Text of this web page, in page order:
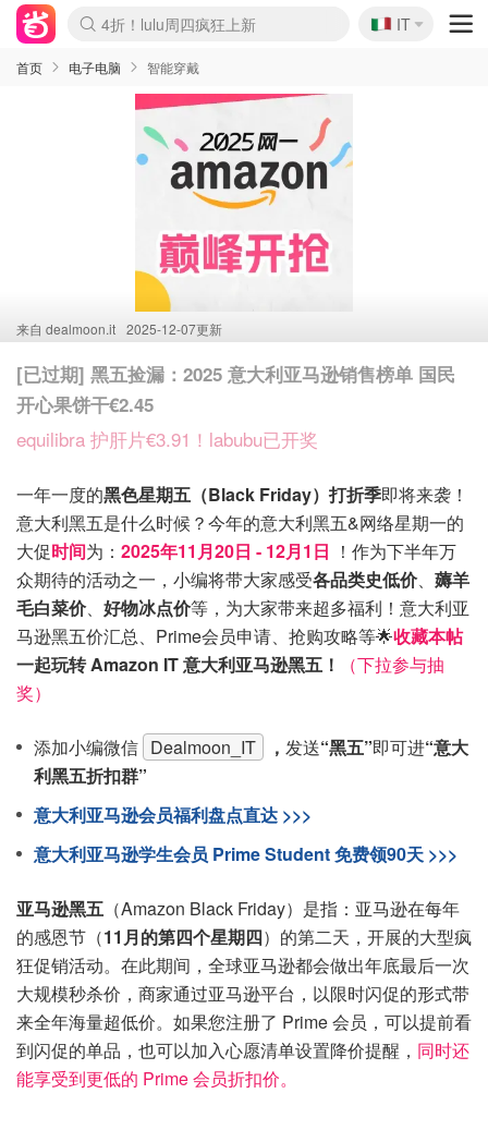
Boticinal 夏促开抢！
4折！lulu周四疯狂上新
速领！Stanley独家85折
Zalando 奥莱闪促！每日更新
🇮🇹
IT
首页 电子电脑 智能穿戴
来自 dealmoon.it 2025-12-07更新
[已过期] 黑五捡漏：2025 意大利亚马逊销售榜单 国民
开心果饼干€2.45
equilibra 护肝片€3.91！labubu已开奖
一年一度的黑色星期五（Black Friday）打折季即将来袭！
意大利黑五是什么时候？今年的意大利黑五&网络星期一的
大促时间为： 2025年11月20日 - 12月1日 ！作为下半年万
众期待的活动之一，小编将带大家感受各品类史低价、 薅羊
毛白菜价、 好物冰点价等，为大家带来超多福利！意大利亚
马逊黑五价汇总、Prime会员申请、抢购攻略等🌟收藏本帖
一起玩转 Amazon IT 意大利亚马逊黑五！
（下拉参与抽
奖）
添加小编微信 Dealmoon_IT ， 发送“黑五”即可进“意大
利黑五折扣群”
意大利亚马逊会员福利盘点直达 >>>
意大利亚马逊学生会员 Prime Student 免费领90天 >>>
亚马逊黑五 （Amazon Black Friday）是指：亚马逊在每年
的感恩节（11月的第四个星期四）的第二天，开展的大型疯
狂促销活动。在此期间，全球亚马逊都会做出年底最后一次
大规模秒杀价，商家通过亚马逊平台，以限时闪促的形式带
来全年海量超低价。如果您注册了 Prime 会员，可以提前看
到闪促的单品，也可以加入心愿清单设置降价提醒， 同时还
能享受到更低的 Prime 会员折扣价。